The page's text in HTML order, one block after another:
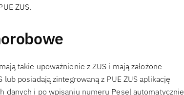
ZUS.
takie upoważnienie z ZUS i mają założone
posiadają zintegrowaną z PUE ZUS aplikację
danych i po wpisaniu numeru Pesel automatycznie